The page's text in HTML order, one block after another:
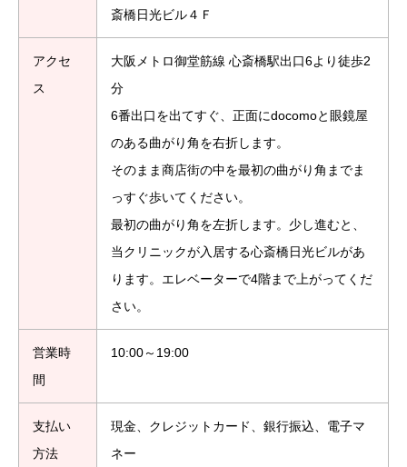
斎橋日光ビル４Ｆ
アクセ
ス
大阪メトロ御堂筋線 心斎橋駅出口6より徒歩2
分
6番出口を出てすぐ、正面にdocomoと眼鏡屋
のある曲がり角を右折します。
そのまま商店街の中を最初の曲がり角までま
っすぐ歩いてください。
最初の曲がり角を左折します。少し進むと、
当クリニックが入居する心斎橋日光ビルがあ
ります。エレベーターで4階まで上がってくだ
さい。
営業時
間
10:00～19:00
支払い
方法
現金、クレジットカード、銀行振込、電子マ
ネー